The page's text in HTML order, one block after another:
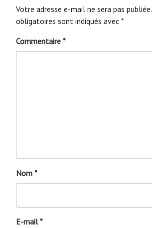
Votre adresse e-mail ne sera pas publiée.
obligatoires sont indiqués avec *
Commentaire *
Nom *
E-mail*